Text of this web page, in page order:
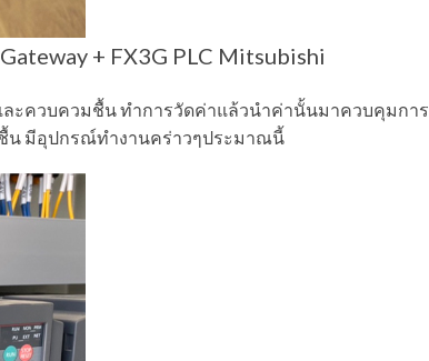
+ FX3G PLC Mitsubishi
ะควบควมชื้น ทำการวัดค่าแล้วนำค่านั้นมาควบคุมการ
น มีอุปกรณ์ทำงานคร่าวๆประมาณนี้